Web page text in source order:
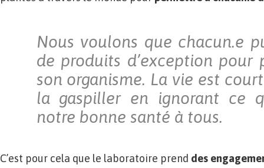
Nous voulons que chacun.e
de produits d’exception pour
son organisme. La vie est
la gaspiller en ignorant ce
notre bonne santé à tous.
C’est pour cela que le laboratoire prend des